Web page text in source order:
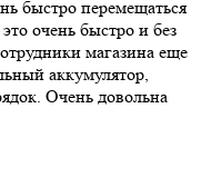
быстро перемещаться
очень быстро и без
магазина еще
аккумулятор,
Очень довольна